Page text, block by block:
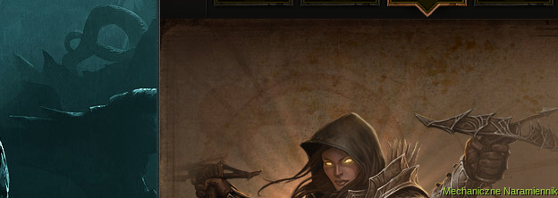
Mechaniczne